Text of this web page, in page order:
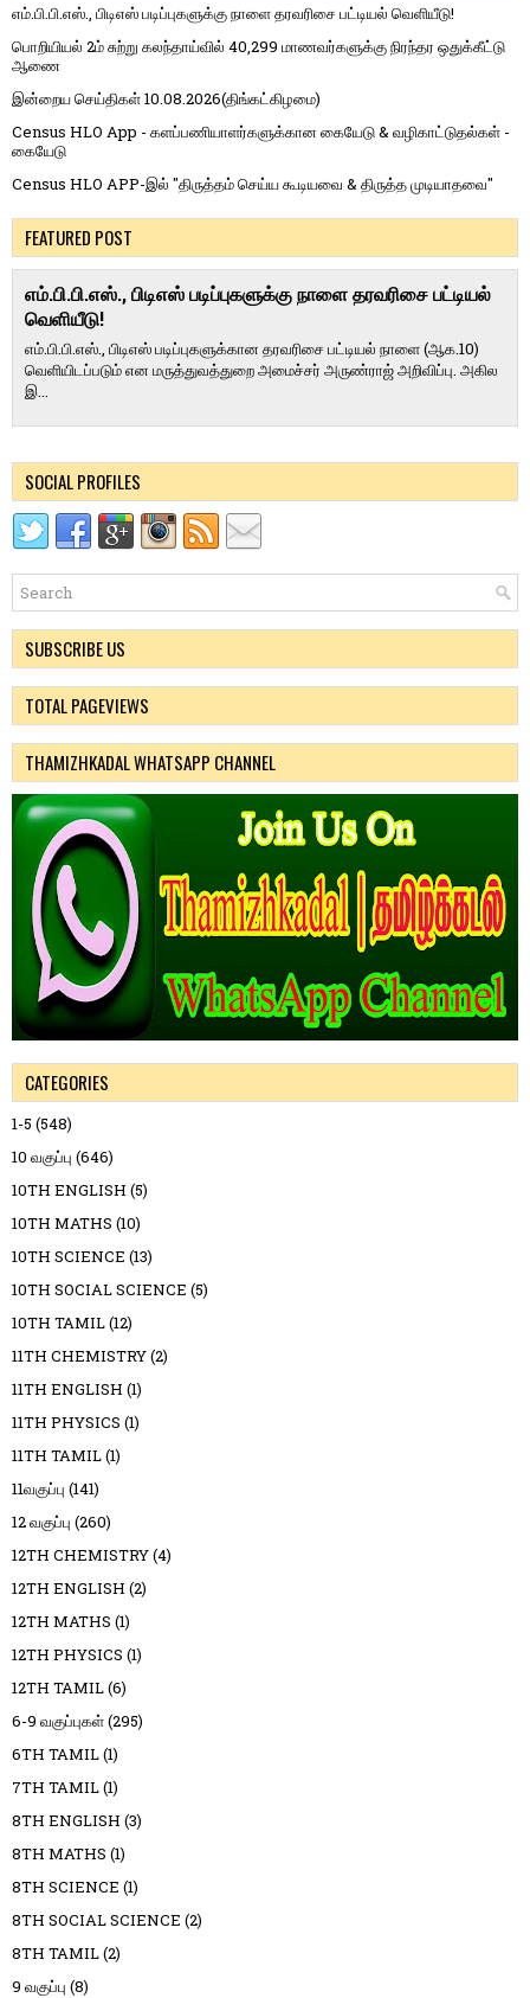
எம்.பி.பி.எஸ்., பிடிஎஸ் படிப்புகளுக்கு நாளை தரவரிசை பட்டியல் வெளியீடு!
பொறியியல் 2ம் சுற்று கலந்தாய்வில் 40,299 மாணவர்களுக்கு நிரந்தர ஒதுக்கீட்டு
ஆணை
இன்றைய செய்திகள் 10.08.2026(திங்கட்கிழமை)
Census HLO App - களப்பணியாளர்களுக்கான கையேடு & வழிகாட்டுதல்கள் -
கையேடு
Census HLO APP-இல் "திருத்தம் செய்ய கூடியவை & திருத்த முடியாதவை"
FEATURED POST
எம்.பி.பி.எஸ்., பிடிஎஸ் படிப்புகளுக்கு நாளை தரவரிசை பட்டியல்
வெளியீடு!
எம்.பி.பி.எஸ்., பிடிஎஸ் படிப்புகளுக்கான தரவரிசை பட்டியல் நாளை (ஆக.10)
வெளியிடப்படும் என மருத்துவத்துறை அமைச்சர் அருண்ராஜ் அறிவிப்பு. அகில
இ...
SOCIAL PROFILES
SUBSCRIBE US
TOTAL PAGEVIEWS
THAMIZHKADAL WHATSAPP CHANNEL
CATEGORIES
1-5 (548)
10 வகுப்பு (646)
10TH ENGLISH (5)
10TH MATHS (10)
10TH SCIENCE (13)
10TH SOCIAL SCIENCE (5)
10TH TAMIL(12)
11TH CHEMISTRY(2)
11TH ENGLISH (1)
11TH PHYSICS (1)
11TH TAMIL(1)
11வகுப்பு (141)
12 வகுப்பு (260)
12TH CHEMISTRY(4)
12TH ENGLISH (2)
12TH MATHS (1)
12TH PHYSICS (1)
12TH TAMIL(6)
6-9 வகுப்புகள்(295)
6TH TAMIL(1)
7TH TAMIL(1)
8TH ENGLISH (3)
8TH MATHS (1)
8TH SCIENCE (1)
8TH SOCIAL SCIENCE (2)
8TH TAMIL(2)
9 வகுப்பு (8)